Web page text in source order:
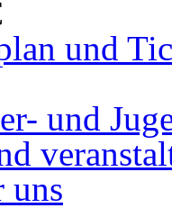
und
und
uns